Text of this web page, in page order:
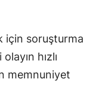
için soruşturma
hızlı
memnuniyet